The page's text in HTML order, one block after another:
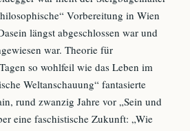
Vorbereitung in Wien
längst abgeschlossen war und
war. Theorie für
so wohlfeil wie das Leben im
Weltanschauung“ fantasierte
rund zwanzig Jahre vor „Sein und
eine faschistische Zukunft: „Wie